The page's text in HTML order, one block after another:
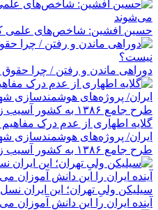
حسین افشین: شاخص‌های علمی
دوراهی ماندن و رفتن / چرا حقوق
گلایه اطهاری از عدم درک مفاهیم
ایران/ پروژه‌های هوشمندسازی
طرح جامع ۱۳۸۶ به کشور آسیب زد
آینده ایران را این دانش آموزان